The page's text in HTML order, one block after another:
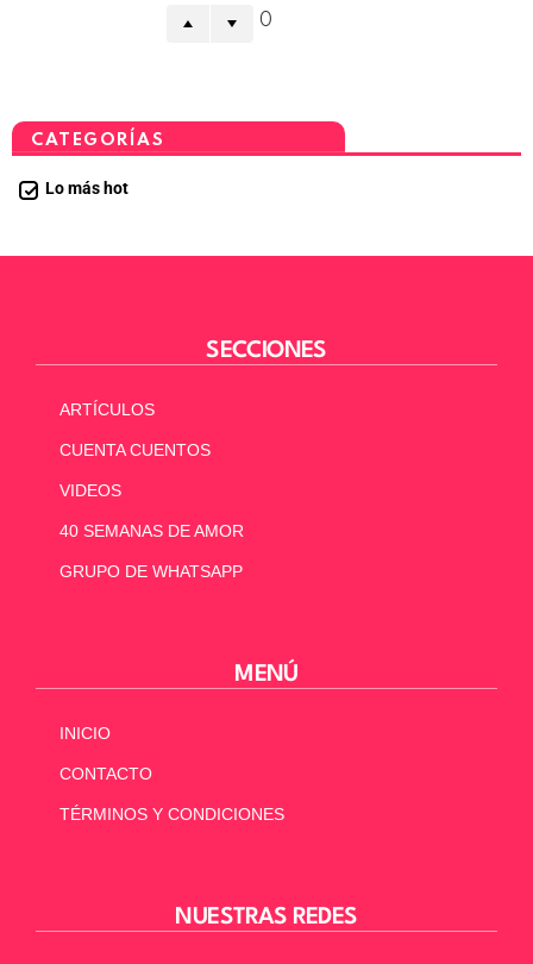
0
CATEGORÍAS
Lo más hot
SECCIONES
ARTÍCULOS
CUENTA CUENTOS
VIDEOS
40 SEMANAS DE AMOR
GRUPO DE WHATSAPP
MENÚ
INICIO
CONTACTO
TÉRMINOS Y CONDICIONES
NUESTRAS REDES